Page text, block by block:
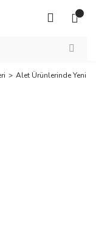
Alet Ürünlerinde Yeni